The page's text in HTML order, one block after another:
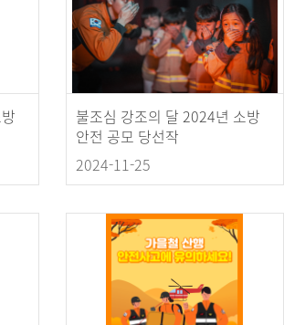
불조심 강조의 달 2024년 소방
안전 공모 당선작
2024-11-25